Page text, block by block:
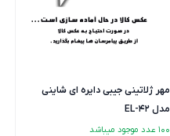
مهر ژلاتینی جیبی دایره ای شاینی
مدل EL-42
100 عدد موجود میباشد